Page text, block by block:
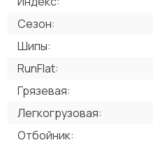
Сезон:
Шипы:
RunFlat:
Грязевая:
Легкогрузовая:
Отбойник: